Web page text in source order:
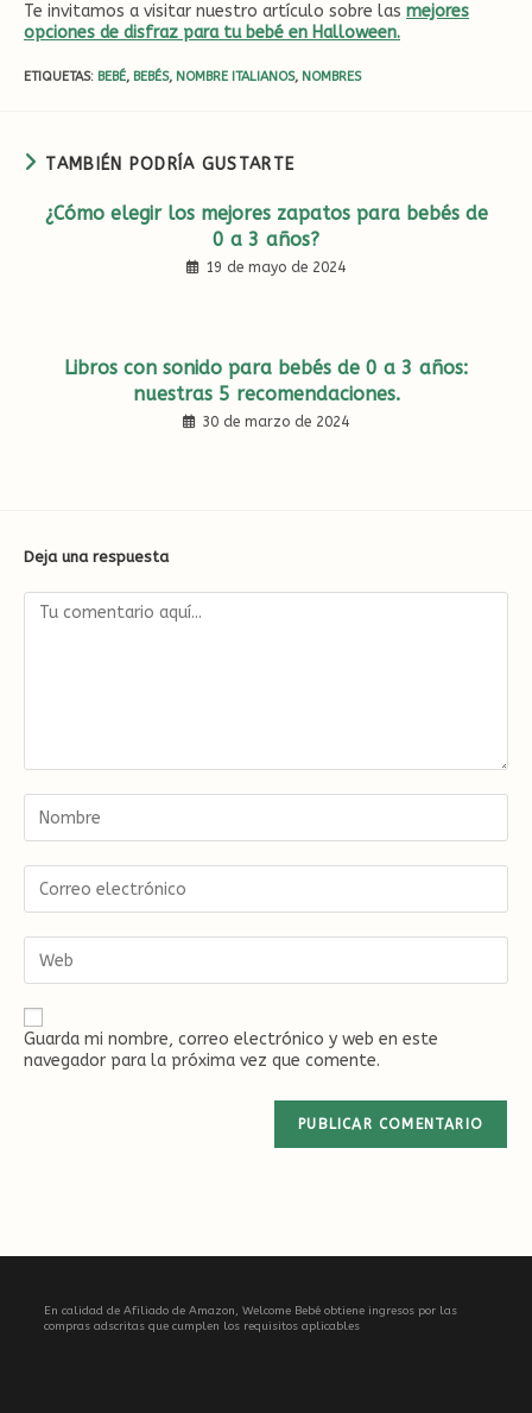
Te invitamos a visitar nuestro artículo sobre las mejores
opciones de disfraz para tu bebé en Halloween.
ETIQUETAS: BEBÉ, BEBÉS, NOMBRE ITALIANOS, NOMBRES
TAMBIÉN PODRÍA GUSTARTE
¿Cómo elegir los mejores zapatos para bebés de
0 a 3 años?
19 de mayo de 2024
Libros con sonido para bebés de 0 a 3 años:
nuestras 5 recomendaciones.
30 de marzo de 2024
Deja una respuesta
Comentario
Introduce
tu
nombre
o
nombre
de
para
Introduce
tu
dirección
de
correo
electrónico
comentar
Introduce
URL
de
tu
web
(opcional)
Guarda mi nombre, correo electrónico y web en este
navegador para la próxima vez que comente.
En calidad de Afiliado de Amazon, Welcome Bebé obtiene ingresos por las
compras adscritas que cumplen los requisitos aplicables